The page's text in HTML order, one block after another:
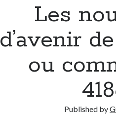
Les
d’avenir
ou
Published by